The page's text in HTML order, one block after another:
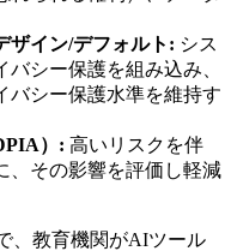
ザイン/デフォルト: シス
シー保護を組み込み、
バシー保護水準を維持す
）: 高いリスクを伴
、その影響を評価し軽減
、教育機関がAIツール